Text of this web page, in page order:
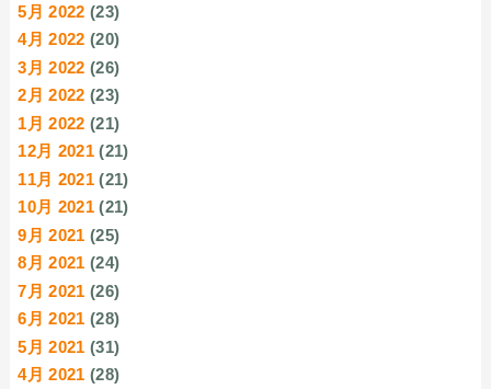
5月 2022 (23)
4月 2022 (20)
3月 2022 (26)
2月 2022 (23)
1月 2022 (21)
12月 2021 (21)
11月 2021 (21)
10月 2021 (21)
9月 2021 (25)
8月 2021 (24)
7月 2021 (26)
6月 2021 (28)
5月 2021 (31)
4月 2021 (28)